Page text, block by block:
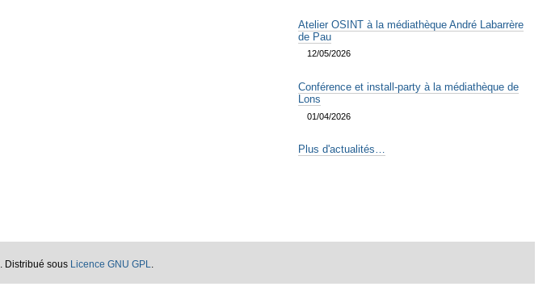
Atelier OSINT à la médiathèque André Labarrère
de Pau
12/05/2026
Conférence et install-party à la médiathèque de
Lons
01/04/2026
Plus d'actualités…
. Distribué sous Licence GNU GPL